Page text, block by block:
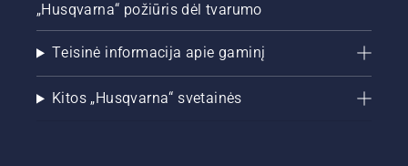
„Husqvarna“ požiūris dėl tvarumo
Teisinė informacija apie gaminį
Kitos „Husqvarna“ svetainės